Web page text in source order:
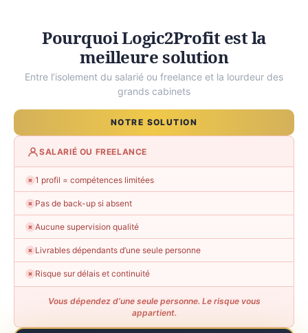
Pourquoi Logic2Profit est la
meilleure solution
Entre l’isolement du salarié ou freelance et la lourdeur des
grands cabinets
NOTRE SOLUTION
SALARIÉ OU FREELANCE
✗ 1 profil = compétences limitées
✗ Pas de back-up si absent
✗ Aucune supervision qualité
✗ Livrables dépendants d’une seule personne
✗ Risque sur délais et continuité
Vous dépendez d’une seule personne. Le risque vous
appartient.